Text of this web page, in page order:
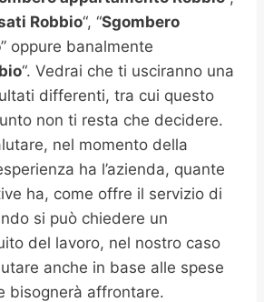
Robbio“, “Sgombero
” oppure banalmente
“. Vedrai che ti usciranno una
differenti, tra cui questo
non ti resta che decidere.
nel momento della
ha l’azienda, quante
ha, come offre il servizio di
si può chiedere un
del lavoro, nel nostro caso
anche in base alle spese
bisognerà affrontare.